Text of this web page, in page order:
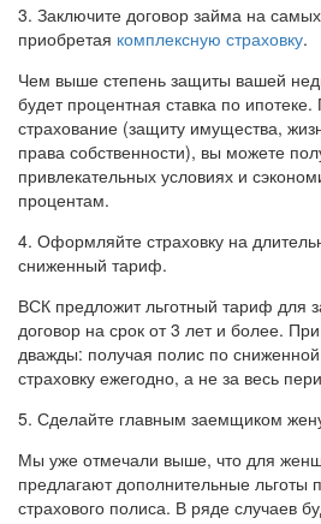
3. Заключите договор займа на
приобретая комплексную страховку.
Чем выше степень защиты вашей
будет процентная ставка по
страхование (защиту имущества,
права собственности), вы можете
привлекательных условиях и
процентам.
4. Оформляйте страховку на
сниженный тариф.
ВСК предложит льготный тариф для
договор на срок от 3 лет и более.
дважды: получая полис по
страховку ежегодно, а не за весь
5. Сделайте главным заемщиком
Мы уже отмечали выше, что для
предлагают дополнительные
страхового полиса. В ряде случаев